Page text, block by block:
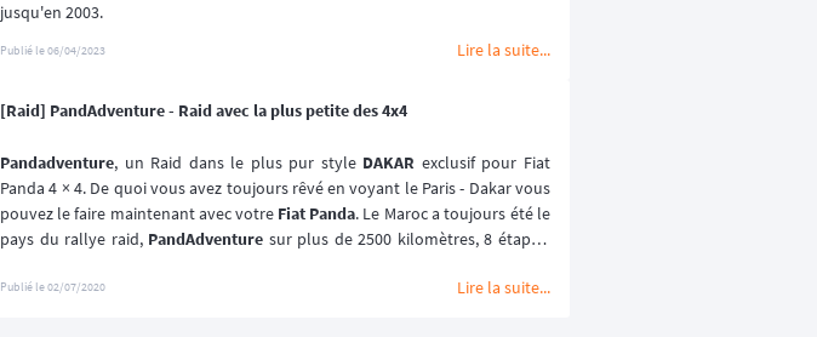
jusqu'en 2003.
Publié le06/04/2023 Lire la suite...
[Raid] PandAdventure - Raid avec la plus petite des 4x4
Pandadventure, un Raid dans le plus pur style DAKAR exclusif pour Fiat
Panda 4 × 4. De quoi vous avez toujours rêvé en voyant le Paris - Dakar vous
pouvez le faire maintenant avec votre Fiat Panda. Le Maroc a toujours été le
pays du rallye raid, PandAdventure sur plus de 2500 kilomètres, 8 étapes,
expérience unique.
Publié le02/07/2020 Lire la suite...